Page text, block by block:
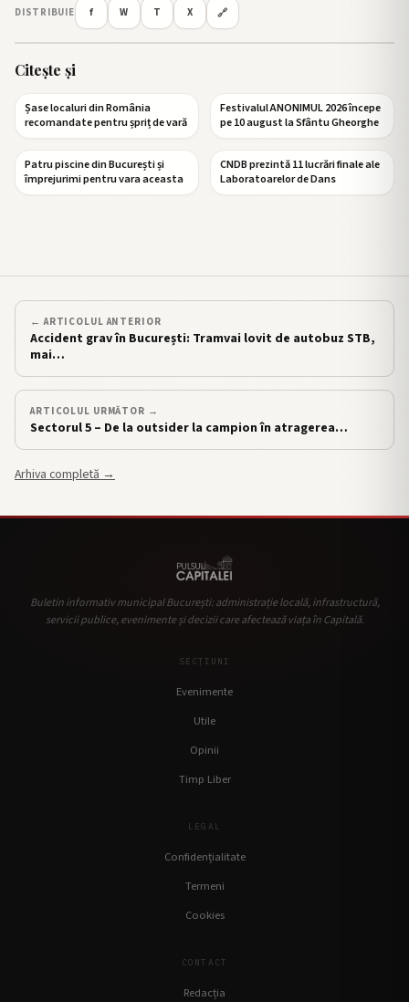
DISTRIBUIE f W T X 🔗
Citește și
Șase localuri din România
recomandate pentru șpriț de vară
Festivalul ANONIMUL 2026 începe
pe 10 august la Sfântu Gheorghe
Patru piscine din București și
împrejurimi pentru vara aceasta
CNDB prezintă 11 lucrări finale ale
Laboratoarelor de Dans
← ARTICOLUL ANTERIOR
Accident grav în București: Tramvai lovit de autobuz STB,
mai…
ARTICOLUL URMĂTOR →
Sectorul 5 – De la outsider la campion în atragerea…
Arhiva completă →
Buletin informativ municipal București: administrație locală, infrastructură,
servicii publice, evenimente și decizii care afectează viața în Capitală.
SECȚIUNI
Evenimente
Utile
Opinii
Timp Liber
LEGAL
Confidențialitate
Termeni
Cookies
CONTACT
Redacția